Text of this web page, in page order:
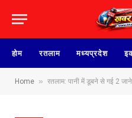
होम रतलाम मध्यप्रदेश
Home » रतलाम: पानी में डूबने से गई 2 जाने-डूब रहे बच्चों